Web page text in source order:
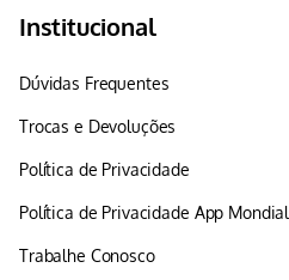
Institucional
Dúvidas Frequentes
Trocas e Devoluções
Política de Privacidade
Política de Privacidade App Mondial
Trabalhe Conosco